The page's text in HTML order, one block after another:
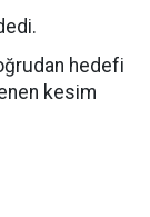
hedefi
kesim